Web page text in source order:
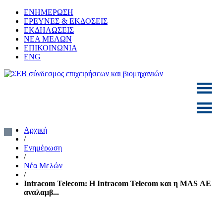
Skip
content
ΕΝΗΜΕΡΩΣΗ
ΕΡΕΥΝΕΣ & ΕΚΔΟΣΕΙΣ
ΕΚΔΗΛΩΣΕΙΣ
ΝΕΑ ΜΕΛΩΝ
ΕΠΙΚΟΙΝΩΝΙΑ
ENG
Αρχική
/
Ενημέρωση
/
Νέα Μελών
/
Intracom Telecom: Η Intracom Telecom και η MAS ΑΕ
αναλαμβ...